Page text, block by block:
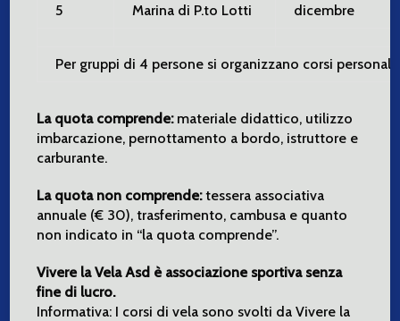
5 Marina di P.to Lotti dicembre
Per gruppi di 4 persone si organizzano corsi
La quota comprende:materiale didattico, utilizzo
imbarcazione, pernottamento a bordo, istruttore e
carburante.
La quota non comprende:tessera associativa
annuale (€ 30), trasferimento, cambusa e quanto
non indicato in “la quota comprende”.
Vivere la Vela Asd è associazione sportiva senza
fine di lucro.
Informativa: I corsi di vela sono svolti da Vivere la